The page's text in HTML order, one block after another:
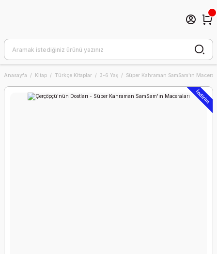
Anasayfa Kitap Türkçe Kitaplar 3-6 Yaş Süper Kahraman SamSam'ın
İndirim